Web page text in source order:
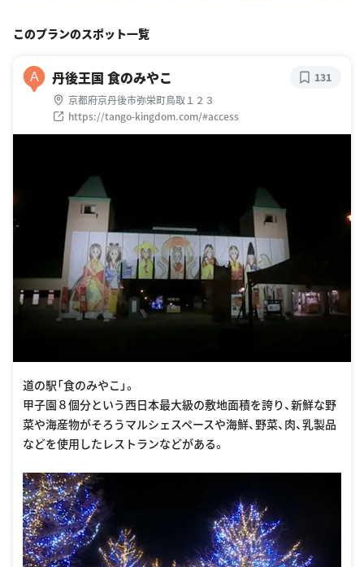
このプランのスポット一覧
A 丹後王国 食のみやこ
京都府京丹後市弥栄町鳥取１２３
https://tango-kingdom.com/#access
131
道の駅「食のみやこ」。
甲子園８個分という西日本最大級の敷地面積を誇り、新鮮な野
菜や海産物がそろうマルシェスペースや海鮮、野菜、肉、乳製品
などを使用したレストランなどがある。